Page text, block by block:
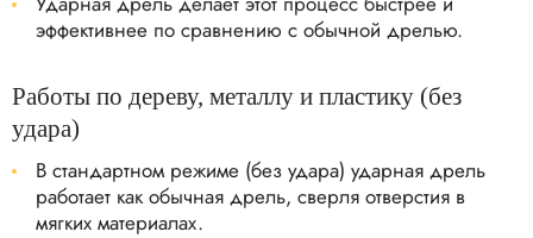
эффективнее по сравнению с обычной дрелью.
Работы по дереву, металлу и пластику (без
удара)
В стандартном режиме (без удара) ударная дрель
работает как обычная дрель, сверля отверстия в
мягких материалах.